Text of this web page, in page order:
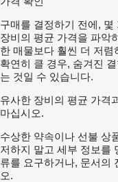
구매를 결정하기 전에,
장비의 평균 가격을 파악
한 매물보다 훨씬 더 저
확연히 클 경우, 숨겨진
는 것일 수 있습니다.
유사한 장비의 평균 가격
마십시오.
수상한 약속이나 선불 상
저하지 말고 세부 정보를
류를 요구하거나, 문서의
오.